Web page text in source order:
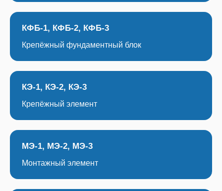
КФБ-1, КФБ-2, КФБ-3
Крепёжный фундаментный блок
КЭ-1, КЭ-2, КЭ-3
Крепёжный элемент
МЭ-1, МЭ-2, МЭ-3
Монтажный элемент